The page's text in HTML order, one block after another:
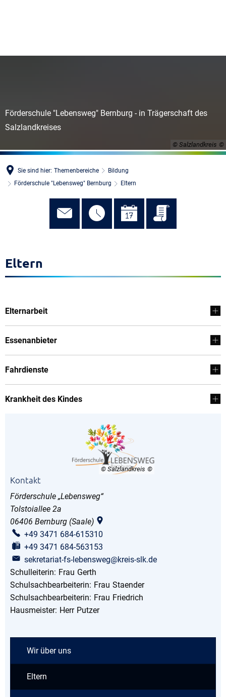
© Salzlandkreis
Förderschule "Lebensweg" Bernburg - in Trägerschaft des
Salzlandkreises
Sie sind hier: Themenbereiche
Bildung
Förderschule "Lebensweg" Bernburg
Eltern
Eltern
Elternarbeit
Essenanbieter
Fahrdienste
Krankheit des Kindes
© Salzlandkreis
Kontakt
Förderschule „Lebensweg“
Tolstoiallee 2a
06406 Bernburg (Saale)
+49 3471 684-615310
+49 3471 684-563153
sekretariat-fs-lebensweg@kreis-slk.de
Schulleiterin: Frau Gerth
Schulsachbearbeiterin: Frau Staender
Schulsachbearbeiterin: Frau Friedrich
Hausmeister: Herr Putzer
Wir über uns
Eltern